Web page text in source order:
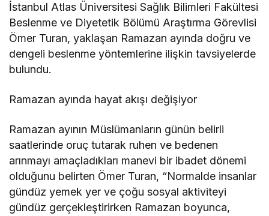
İstanbul Atlas Üniversitesi Sağlık Bilimleri Fakültesi
Beslenme ve Diyetetik Bölümü Araştırma Görevlisi
Ömer Turan, yaklaşan Ramazan ayında doğru ve
dengeli beslenme yöntemlerine ilişkin tavsiyelerde
bulundu.
Ramazan ayında hayat akışı değişiyor
Ramazan ayının Müslümanların günün belirli
saatlerinde oruç tutarak ruhen ve bedenen
arınmayı amaçladıkları manevi bir ibadet dönemi
olduğunu belirten Ömer Turan, “Normalde insanlar
gündüz yemek yer ve çoğu sosyal aktiviteyi
gündüz gerçekleştirirken Ramazan boyunca,